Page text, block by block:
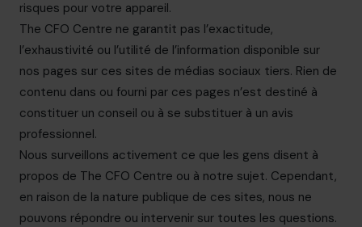
risques pour votre appareil.
The CFO Centre ne garantit pas l’exactitude,
l’exhaustivité ou l’utilité de l’information disponible sur
nos pages sur ces sites de médias sociaux tiers. Rien de
contenu dans ou fourni par ces pages n’est destiné à
constituer un conseil ou à se substituer à un avis
professionnel.
Nous surveillons activement ce que les gens disent à
propos de The CFO Centre ou à notre sujet. Cependant,
en raison de la nature publique de ces sites, nous ne
pouvons répondre ou intervenir sur toutes les questions.